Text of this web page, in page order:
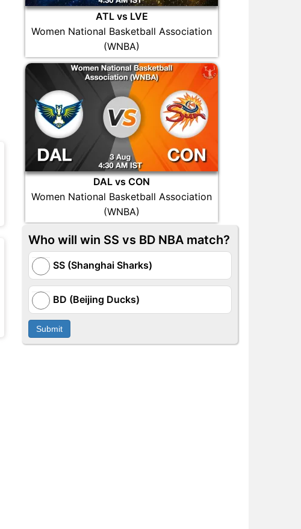
ATL vs LVE
Women National Basketball Association
(WNBA)
DAL vs CON
Women National Basketball Association
(WNBA)
Who will win SS vs BD NBA match?
SS (Shanghai Sharks)
BD (Beijing Ducks)
Submit